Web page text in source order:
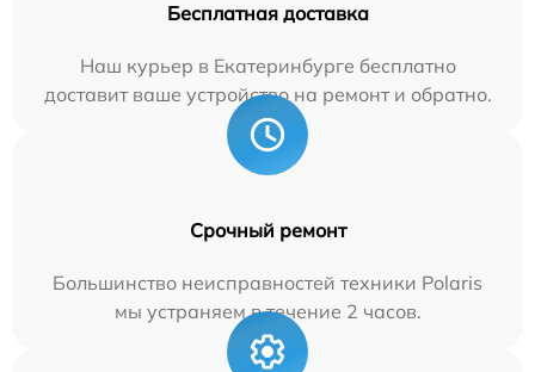
Бесплатная доставка
Наш курьер в Екатеринбурге бесплатно
доставит ваше устройство на ремонт и обратно.
Срочный ремонт
Большинство неисправностей техники Polaris
мы устраняем в течение 2 часов.